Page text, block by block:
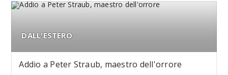
DALL'ESTERO
Addio a Peter Straub, maestro dell'orrore